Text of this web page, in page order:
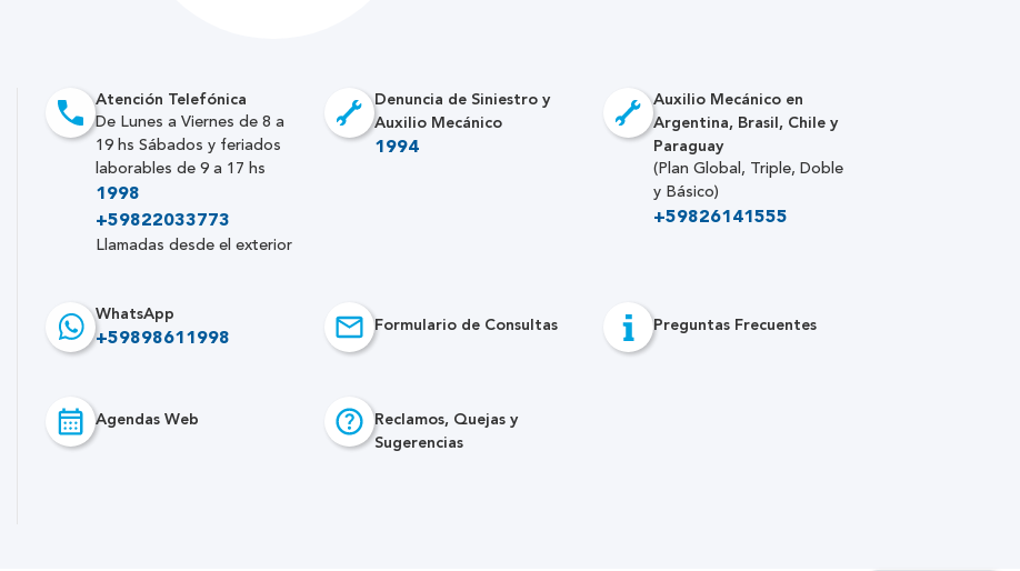
Atención Telefónica
De Lunes a Viernes de 8 a
19 hs Sábados y feriados
laborables de 9 a 17 hs
1998
+59822033773
Llamadas desde el exterior
Denuncia de Siniestro y
Auxilio Mecánico
1994
Auxilio Mecánico en
Argentina, Brasil, Chile y
Paraguay
(Plan Global, Triple, Doble
y Básico)
+59826141555
WhatsApp
+59898611998
Formulario de Consultas Preguntas Frecuentes
Agendas Web
Reclamos, Quejas y
Sugerencias